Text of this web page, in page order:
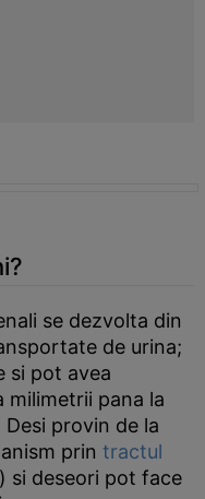
se dezvolta din
de urina;
si pot avea
milimetrii pana la
provin de la
prin tractul
si deseori pot face